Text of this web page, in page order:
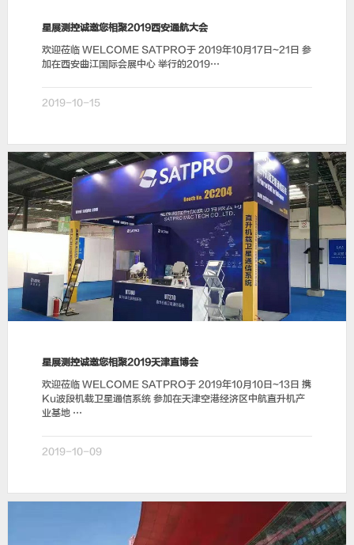
星展测控诚邀您相聚2019西安通航大会
欢迎莅临 WELCOME SATPRO于 2019年10月17日~21日 参
加在西安曲江国际会展中心 举行的2019…
2019-10-15
星展测控诚邀您相聚2019天津直博会
欢迎莅临 WELCOME SATPRO于 2019年10月10日~13日 携
Ku波段机载卫星通信系统 参加在天津空港经济区中航直升机产
业基地 …
2019-10-09